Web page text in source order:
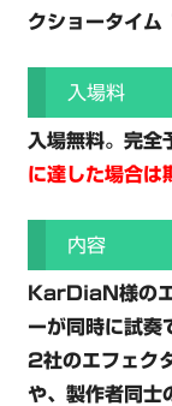
クショータイ
入場料
入場無料。完全
に達した場合は
内容
KarDiaN様の
ーが同時に試奏
2社のエフェク
や、製作者同士